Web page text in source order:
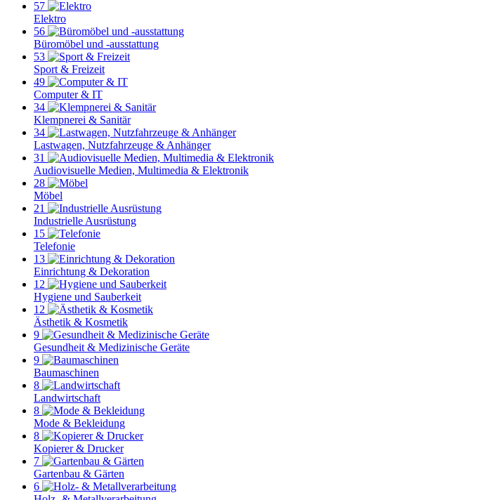
57
Elektro
56
Büromöbel und -ausstattung
53
Sport & Freizeit
49
Computer & IT
34
Klempnerei & Sanitär
34
Lastwagen, Nutzfahrzeuge & Anhänger
31
Audiovisuelle Medien, Multimedia & Elektronik
28
Möbel
21
Industrielle Ausrüstung
15
Telefonie
13
Einrichtung & Dekoration
12
Hygiene und Sauberkeit
12
Ästhetik & Kosmetik
9
Gesundheit & Medizinische Geräte
9
Baumaschinen
8
Landwirtschaft
8
Mode & Bekleidung
8
Kopierer & Drucker
7
Gartenbau & Gärten
6